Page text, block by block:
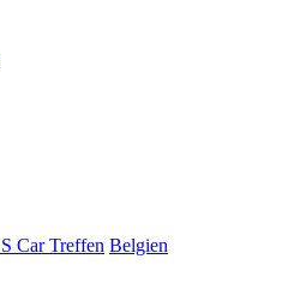
Car Treffen Belgien